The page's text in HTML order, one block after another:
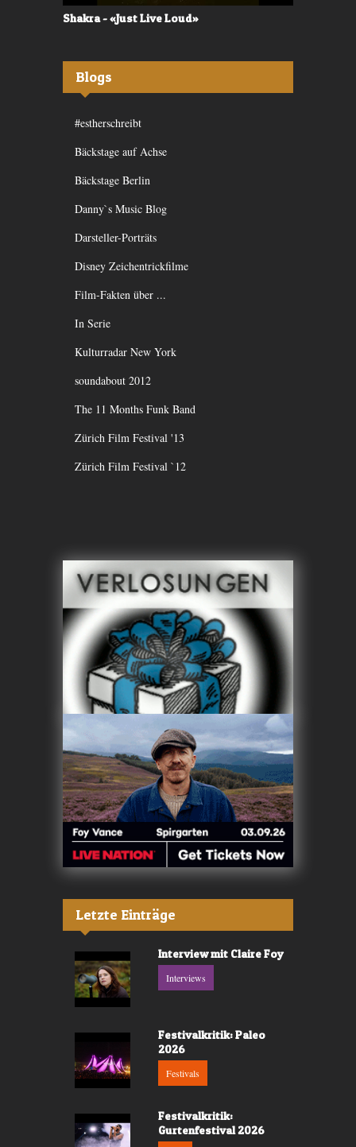
Shakra - «Just Live Loud»
Blogs
#estherschreibt
Bäckstage auf Achse
Bäckstage Berlin
Danny`s Music Blog
Darsteller-Porträts
Disney Zeichentrickfilme
Film-Fakten über ...
In Serie
Kulturradar New York
soundabout 2012
The 11 Months Funk Band
Zürich Film Festival '13
Zürich Film Festival `12
Letzte Einträge
Interview mit Claire Foy
Interviews
Festivalkritik: Paleo
2026
Festivals
Festivalkritik:
Gurtenfestival 2026